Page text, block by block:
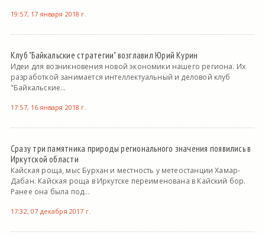
19:57, 17 января 2018 г.
Клуб "Байкальские стратегии" возглавил Юрий Курин
Идеи для возникновения новой экономики нашего региона. Их
разработкой занимается интеллектуальный и деловой клуб
"Байкальские...
17:57, 16 января 2018 г.
Сразу три памятника природы регионального значения появились в
Иркутской области
Кайская роща, мыс Бурхан и местность у метеостанции Хамар-
Дабан. Кайская роща в Иркутске переименована в Кайский бор.
Ранее она была под...
17:32, 07 декабря 2017 г.